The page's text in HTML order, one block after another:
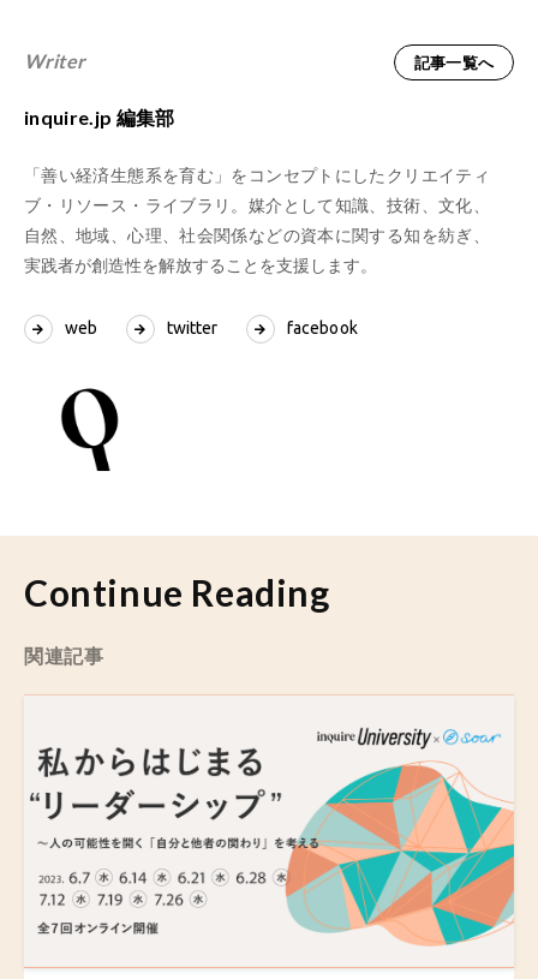
Writer
inquire.jp 編集部
記事一覧へ
「善い経済生態系を育む」をコンセプトにしたクリエイティ
ブ・リソース・ライブラリ。媒介として知識、技術、文化、
自然、地域、心理、社会関係などの資本に関する知を紡ぎ、
実践者が創造性を解放することを支援します。
web twitter facebook
Continue Reading
関連記事